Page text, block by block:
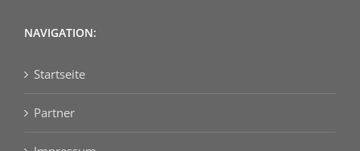
NAVIGATION:
Startseite
Partner